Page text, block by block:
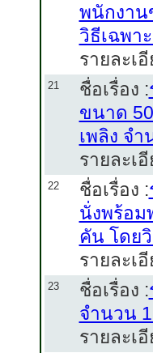
พนักงาน
วิธีเฉพา
รายละเ
21 ชื่อเรื่อง :
ขนาด
เพลิง จำ
รายละเ
22 ชื่อเรื่อง :
นั่งพร้อม
คัน โดยวิ
รายละเ
23 ชื่อเรื่อง :
จำนวน 1
รายละเ